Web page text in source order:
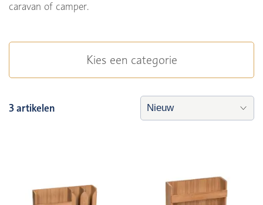
caravan of camper.
Kies een categorie
3 artikelen